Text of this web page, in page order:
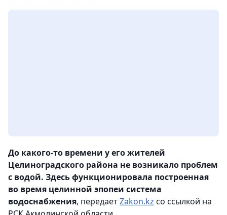
До какого-то времени у его жителей
Целиноградского района не возникало проблем
с водой. Здесь функционировала построенная
во время целинной эпопеи система
водоснабжения, передаетZakon.kz со ссылкой на